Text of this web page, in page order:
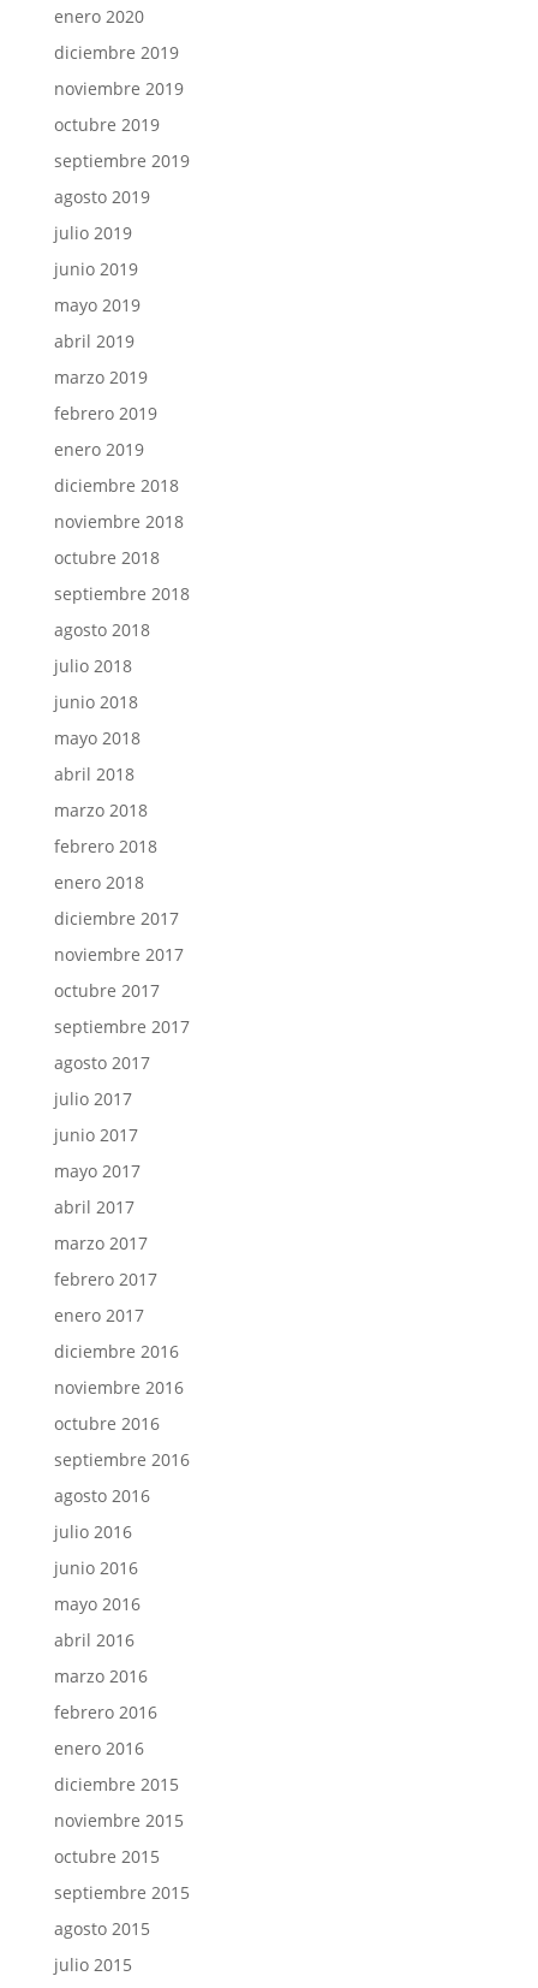
enero 2020
diciembre 2019
noviembre 2019
octubre 2019
septiembre 2019
agosto 2019
julio 2019
junio 2019
mayo 2019
abril 2019
marzo 2019
febrero 2019
enero 2019
diciembre 2018
noviembre 2018
octubre 2018
septiembre 2018
agosto 2018
julio 2018
junio 2018
mayo 2018
abril 2018
marzo 2018
febrero 2018
enero 2018
diciembre 2017
noviembre 2017
octubre 2017
septiembre 2017
agosto 2017
julio 2017
junio 2017
mayo 2017
abril 2017
marzo 2017
febrero 2017
enero 2017
diciembre 2016
noviembre 2016
octubre 2016
septiembre 2016
agosto 2016
julio 2016
junio 2016
mayo 2016
abril 2016
marzo 2016
febrero 2016
enero 2016
diciembre 2015
noviembre 2015
octubre 2015
septiembre 2015
agosto 2015
julio 2015